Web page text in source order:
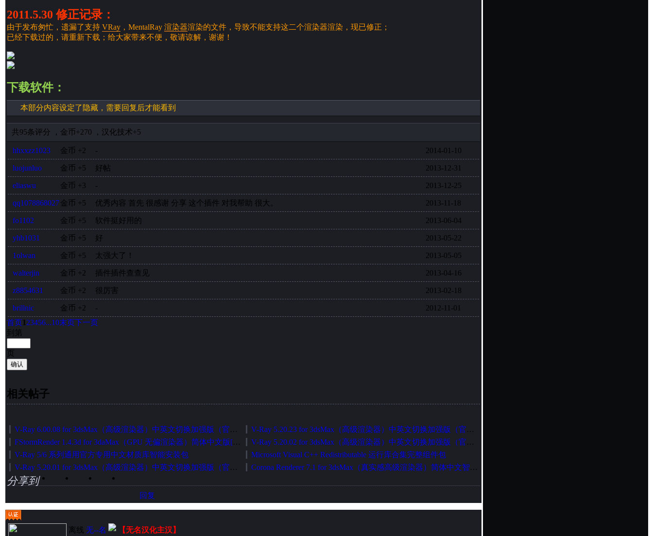
2011.5.30 修正记录：
由于发布匆忙，遗漏了支持 VRay ，MentalRay 渲染器渲染的文件，导致不能支持这二个渲染器渲染，现已修正；
已经下载过的，请重新下载；给大家带来不便，敬请谅解，谢谢！
下载软件：
本部分内容设定了隐藏，需要回复后才能看到
共95条评分 ， 金币+270 ， 汉化技术+5
hhxxzz1023 金币 +2 - 2014-01-10
luojunluo 金币 +5 好帖 2013-12-31
eliaswu 金币 +3 - 2013-12-25
qq1078868027金币 +5 优秀内容 首先 很感谢 分享 这个插件 对我帮助 很大。 2013-11-18
fo1102 金币 +5 软件挺好用的 2013-06-04
yhb1031 金币 +5 好 2013-05-22
1olwan 金币 +5 太强大了！ 2013-05-05
walterjin 金币 +2 插件插件查查见 2013-04-16
z8854631 金币 +2 很厉害 2013-02-18
brillnic 金币 +2 -
2012-11-01
首页1 23456...10末页下一页
到第
页
确认
相关帖子
V-Ray 6.00.08 for 3dsMax（高级渲染器）中英文切换加强版（官方正式发布版）
V-Ray 5.20.23 for 3dsMax（高级渲染器）中英文切换加强版（官方正式发布版）
FStormRender 1.4.3d for 3daMax（GPU 无偏渲染器）简体中文版[智能安装版]
V-Ray 5.20.02 for 3dsMax（高级渲染器）中英文切换加强版（官方正式发布版）
V-Ray 5/6 系列通用官方专用中文材质库智能安装包
Microsoft Visual C++ Redistributable 运行库合集完整组件包
V-Ray 5.20.01 for 3dsMax（高级渲染器）中英文切换加强版（官方正式发布版）
Corona Renderer 7.1 for 3dsMax（真实感高级渲染器）简体中文智能安装版
分享到
回复
离线 无--名 【无名汉化主汉】